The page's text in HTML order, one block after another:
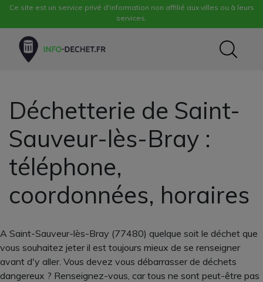
Ce site est un service privé d'information non affilié aux villes ou à leurs
services.
Déchetterie de Saint-
Sauveur-lès-Bray :
téléphone,
coordonnées, horaires
A Saint-Sauveur-lès-Bray (77480) quelque soit le déchet que
vous souhaitez jeter il est toujours mieux de se renseigner
avant d'y aller. Vous devez vous débarrasser de déchets
dangereux ? Renseignez-vous, car tous ne sont peut-être pas